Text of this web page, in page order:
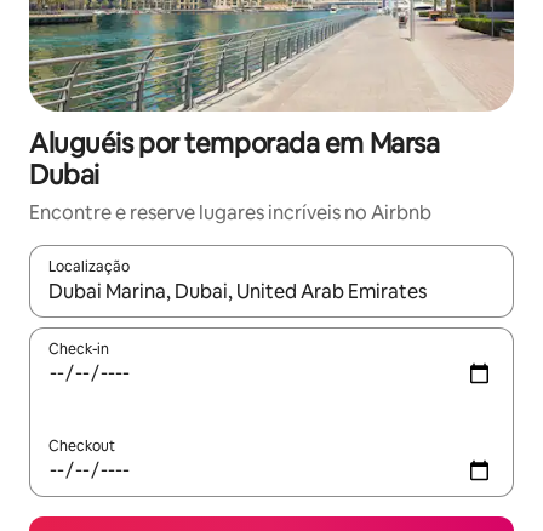
Aluguéis por temporada em Marsa
Dubai
Encontre e reserve lugares incríveis no Airbnb
Localização
Quando os resultados estiverem disponíveis, explore-os
Check-in
Checkout